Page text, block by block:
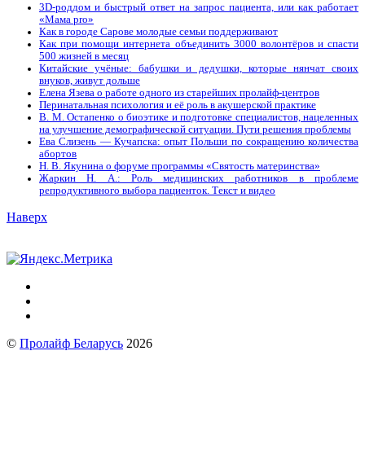
3D-роддом и быстрый ответ на запрос пациента, или как работает
«Мама prо»
Как в городе Сарове молодые семьи поддерживают
Как при помощи интернета объединить 3000 волонтёров и спасти
500 жизней в месяц
Китайские учёные: бабушки и дедушки, которые нянчат своих
внуков, живут дольше
Елена Язева о работе одного из старейших пролайф-центров
Перинатальная психология и её роль в акушерской практике
В. М. Остапенко о биоэтике и подготовке специалистов, нацеленных
на улучшение демографической ситуации. Пути решения проблемы
Ева Слизень — Кучапска: опыт Польши по сокращению количества
абортов
Н. В. Якунина о форуме программы «Святость материнства»
Жаркин Н. А.: Роль медицинских работников в проблеме
репродуктивного выбора пациенток. Tекст и видео
Наверх
© Пролайф Беларусь 2026